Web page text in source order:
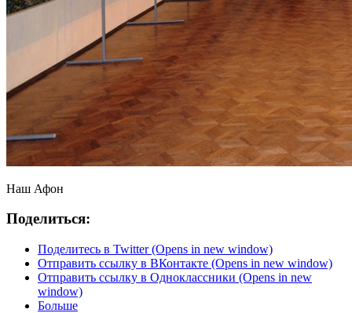
Наш Афон
Поделиться:
Поделитесь в Twitter (Opens in new window)
Отправить ссылку в ВКонтакте (Opens in new window)
Отправить ссылку в Одноклассники (Opens in new
window)
Больше